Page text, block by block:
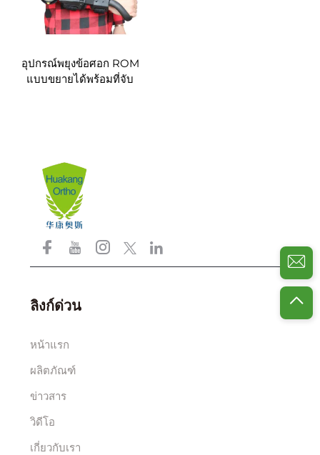
อุปกรณ์พยุงข้อศอก ROM
แบบขยายได้พร้อมที่จับ
ลิงก์ด่วน
หน้าแรก
ผลิตภัณฑ์
ข่าวสาร
วิดีโอ
เกี่ยวกับเรา